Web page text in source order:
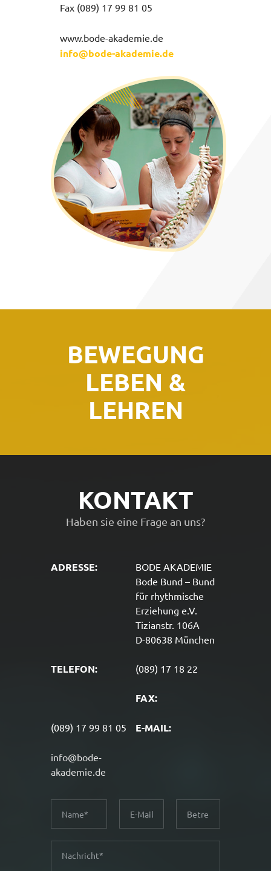
Fax (089) 17 99 81 05
www.bode-akademie.de
info@bode-akademie.de
BEWEGUNG
LEBEN &
LEHREN
KONTAKT
Haben sie eine Frage an uns?
ADRESSE:
BODE AKADEMIE
Bode Bund – Bund
für rhythmische
Erziehung e.V.
Tizianstr. 106A
D-80638 München
TELEFON: (089) 17 18 22
FAX:
(089) 17 99 81 05 E-MAIL:
info@bode-
akademie.de